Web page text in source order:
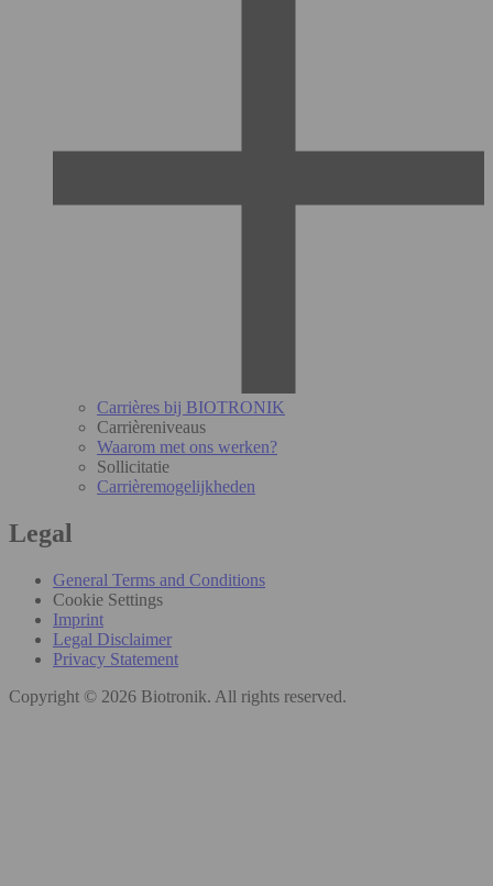
Carrières bij BIOTRONIK
Carrièreniveaus
Waarom met ons werken?
Sollicitatie
Carrièremogelijkheden
Legal
General Terms and Conditions
Cookie Settings
Imprint
Legal Disclaimer
Privacy Statement
Copyright © 2026 Biotronik. All rights reserved.